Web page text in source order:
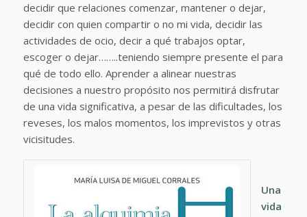
decidir que relaciones comenzar, mantener o dejar,
decidir con quien compartir o no mi vida, decidir las
actividades de ocio, decir a qué trabajos optar,
escoger o dejar……..teniendo siempre presente el para
qué de todo ello. Aprender a alinear nuestras
decisiones a nuestro propósito nos permitirá disfrutar
de una vida significativa, a pesar de las dificultades, los
reveses, los malos momentos, los imprevistos y otras
vicisitudes.
Una
vida